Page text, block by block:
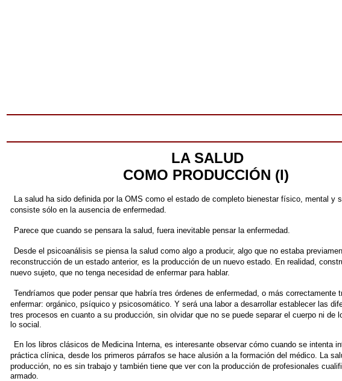
LA SALUD
COMO PRODUCCIÓN (I)
La salud ha sido definida por la OMS como el estado de completo bienestar físico, mental y
consiste sólo en la ausencia de enfermedad.
Parece que cuando se pensara la salud, fuera inevitable pensar la enfermedad.
Desde el psicoanálisis se piensa la salud como algo a producir, algo que no estaba
reconstrucción de un estado anterior, es la producción de un nuevo estado. En realidad,
nuevo sujeto, que no tenga necesidad de enfermar para hablar.
Tendríamos que poder pensar que habría tres órdenes de enfermedad, o más correctamente
enfermar: orgánico, psíquico y psicosomático. Y será una labor a desarrollar establecer las
tres procesos en cuanto a su producción, sin olvidar que no se puede separar el cuerpo ni de
lo social.
En los libros clásicos de Medicina Interna, es interesante observar cómo cuando se intenta
práctica clínica, desde los primeros párrafos se hace alusión a la formación del médico. La
producción, no es sin trabajo y también tiene que ver con la producción de profesionales
armado.